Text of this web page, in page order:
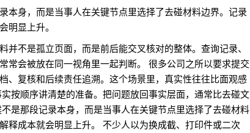
本身，而是当事人在关键节点里选择了去碰材料边界。记录
明显上升。
并不是孤立页面，而是前后能交叉核对的整体。查询记录、
常会被放在同一视角里一起判断。 很多公司之所以要求提交
、复核和后续责任追溯。这个场景里，真实性往往比面观感
按顺序讲清楚的准备。把问题放回事实层面，通常比去碰文
是那段记录本身，而是当事人在关键节点里选择了去碰材料
释成本就会明显上升。 不少人以为换成截、打印件或二次